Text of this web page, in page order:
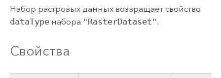
Набор растровых данных возвращает свойство
dataTypeнабора "RasterDataset".
Свойства